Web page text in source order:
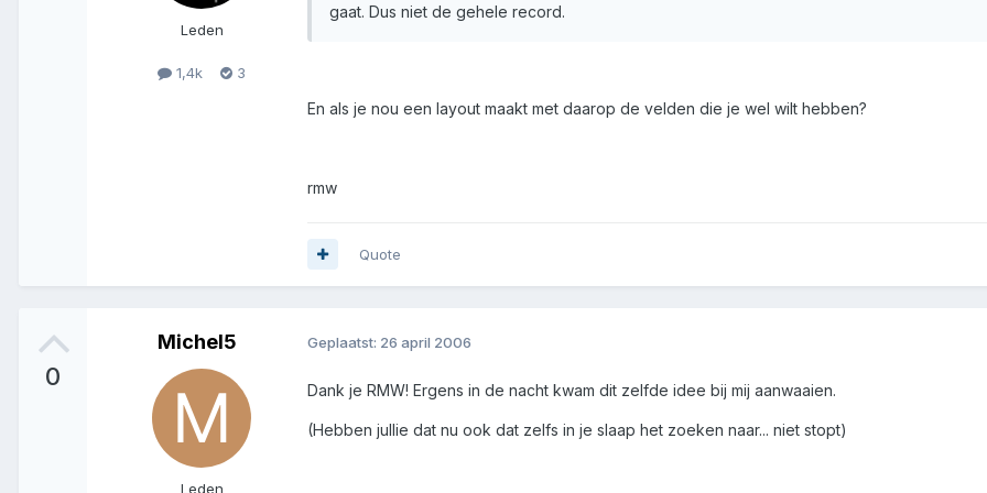
Leden
1,4k 3
gaat. Dus niet de gehele record.
En als je nou een layout maakt met daarop de velden die je wel wilt hebben?
rmw
Quote
0
Michel5
Leden
Geplaatst: 26 april 2006
Dank je RMW! Ergens in de nacht kwam dit zelfde idee bij mij aanwaaien.
(Hebben jullie dat nu ook dat zelfs in je slaap het zoeken naar... niet stopt)